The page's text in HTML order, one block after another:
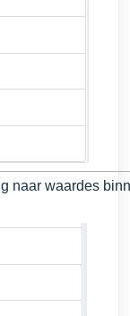
naar waardes